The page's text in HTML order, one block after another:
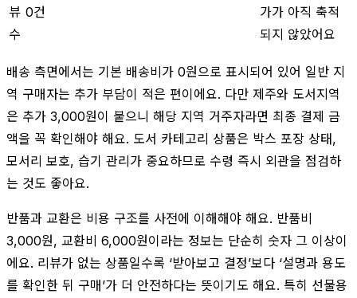
뷰
수
0건
가가 아직 축적
되지 않았어요
배송 측면에서는 기본 배송비가 0원으로 표시되어 있어 일반 지
역 구매자는 추가 부담이 적은 편이에요. 다만 제주와 도서지역
은 추가 3,000원이 붙으니 해당 지역 거주자라면 최종 결제 금
액을 꼭 확인해야 해요. 도서 카테고리 상품은 박스 포장 상태,
모서리 보호, 습기 관리가 중요하므로 수령 즉시 외관을 점검하
는 것도 좋아요.
반품과 교환은 비용 구조를 사전에 이해해야 해요. 반품비
3,000원, 교환비 6,000원이라는 정보는 단순히 숫자 그 이상이
에요. 리뷰가 없는 상품일수록 ‘받아보고 결정’보다 ‘설명과 용도
를 확인한 뒤 구매’가 더 안전하다는 뜻이기도 해요. 특히 선물용